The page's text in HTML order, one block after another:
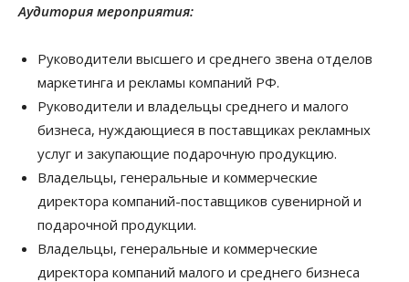
Аудитория мероприятия:
Руководители высшего и среднего звена отделов
маркетинга и рекламы компаний РФ.
Руководители и владельцы среднего и малого
бизнеса, нуждающиеся в поставщиках рекламных
услуг и закупающие подарочную продукцию.
Владельцы, генеральные и коммерческие
директора компаний-поставщиков сувенирной и
подарочной продукции.
Владельцы, генеральные и коммерческие
директора компаний малого и среднего бизнеса